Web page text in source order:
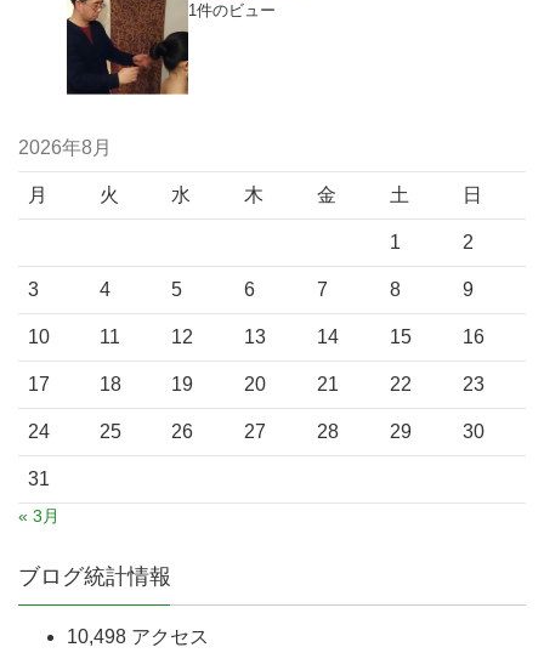
1件のビュー
2026年8月
月 火 水 木 金 土 日
1 2
3 4 5 6 7 8 9
10 11 12 13 14 15 16
17 18 19 20 21 22 23
24 25 26 27 28 29 30
31
« 3月
ブログ統計情報
10,498 アクセス